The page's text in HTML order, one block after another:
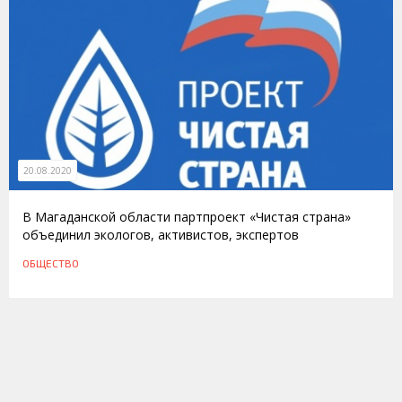
20.08.2020
В Магаданской области партпроект «Чистая страна»
объединил экологов, активистов, экспертов
ОБЩЕСТВО